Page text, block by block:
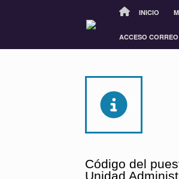
INICIO
ACCESO
Código del
Unidad